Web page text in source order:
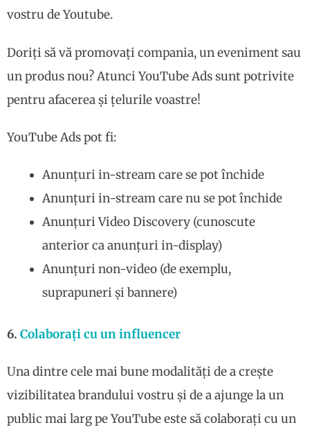
vostru de Youtube.
Doriți să vă promovați compania, un eveniment sau
un produs nou? Atunci YouTube Ads sunt potrivite
pentru afacerea și țelurile voastre!
YouTube Ads pot fi:
Anunțuri in-stream care se pot închide
Anunțuri in-stream care nu se pot închide
Anunțuri Video Discovery (cunoscute
anterior ca anunțuri in-display)
Anunțuri non-video (de exemplu,
suprapuneri și bannere)
6. Colaborați cu un influencer
Una dintre cele mai bune modalități de a crește
vizibilitatea brandului vostru și de a ajunge la un
public mai larg pe YouTube este să colaborați cu un